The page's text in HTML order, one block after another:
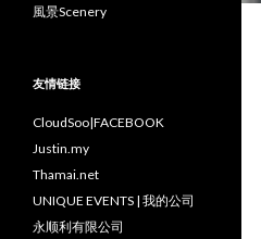
風景Scenery
友情链接
CloudSoo|FACEBOOK
Justin.my
Thamai.net
UNIQUE EVENTS | 我的公司
永顺利有限公司